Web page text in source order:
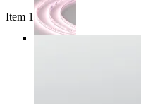
Item 1 of 5